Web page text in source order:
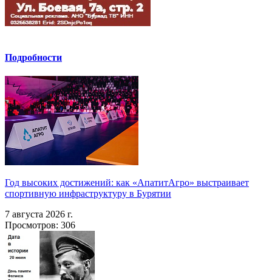
Подробности
Год высоких достижений: как «АпатитАгро» выстраивает
спортивную инфраструктуру в Бурятии
7 августа 2026 г.
Просмотров: 306